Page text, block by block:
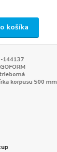
košíka
144137
korpusu 500 mm